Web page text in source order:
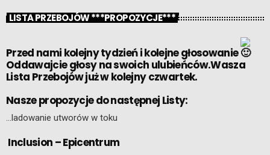
LISTA PRZEBOJÓW ***PROPOZYCJE***
Przed nami kolejny tydzień i kolejne głosowanie
Oddawajcie głosy na swoich ulubieńców.Wasza
Lista Przebojów już w kolejny czwartek.
Nasze propozycje do następnej Listy:
…ladowanie utworów w toku
Inclusion – Epicentrum